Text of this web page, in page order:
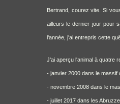
Bertrand, courez vite. Si
ailleurs le dernier jour pour
l'année, j'ai entrepris cette
J'ai aperçu l'animal à quatre
- janvier 2000 dans le massif
- novembre 2008 dans le
- juillet 2017 dans les